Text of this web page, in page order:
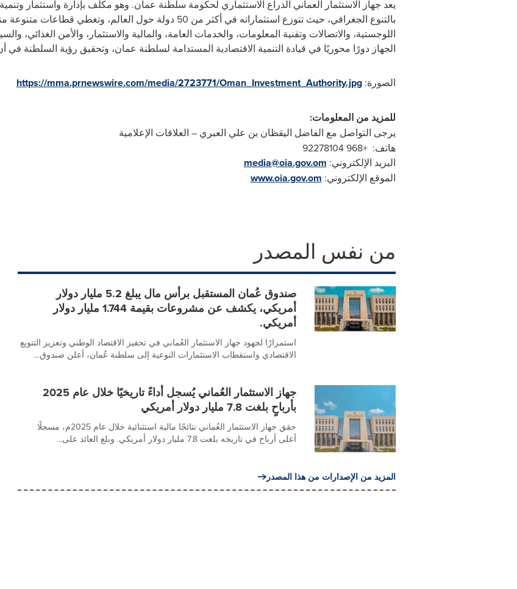
يعد جهاز الاستثمار العماني الذراع الاستثماري لحكومة سلطنة عمان. وهو مكلف بإدارة واستثمار
بالتنوع الجغرافي، حيث تتوزع استثماراته في أكثر من 50 دولة حول
اللوجستية، والاتصالات وتقنية المعلومات، والخدمات العامة، والمالية والاستثمار، والأمن الغذائي،
الجهاز دورًا محوريًا في قيادة التنمية الاقتصادية المستدامة لسلطنة عمان، وتحقيق رؤية السلطنة في
الصورة:https://mma.prnewswire.com/media/2723771/Oman_Investment_Authority.jpg
للمزيد من المعلومات:
يرجى التواصل مع الفاضل اليقظان بن علي العبري – العلاقات الإعلامية
هاتف: +968 92278104
البريد الإلكتروني: media@oia.gov.om
الموقع الإلكتروني: www.oia.gov.om
من نفس المصدر
صندوق عُمان المستقبل برأس مال يبلغ 5.2 مليار دولار
أمريكي، يكشف عن مشروعات بقيمة 1.744 مليار دولار
أمريكي.
استمرارًا لجهود جهاز الاستثمار العُماني في تحفيز الاقتصاد الوطني وتعزيز التنويع
الاقتصادي واستقطاب الاستثمارات النوعية إلى سلطنة عُمان، أعلن صندوق...
جهاز الاستثمار العُماني يُسجل أداءً تاريخيًا خلال عام 2025
بأرباحٍ بلغت 7.8 مليار دولار أمريكي
حقق جهاز الاستثمار العُماني نتائجًا مالية استثنائية خلال عام 2025م، مسجلًا
أعلى أرباح في تاريخه بلغت 7.8 مليار دولار أمريكي. وبلغ العائد على...
المزيد من الإصدارات من هذا المصدر